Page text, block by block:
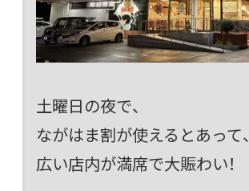
土曜日の夜で、
ながはま割が使えるとあって、
広い店内が満席で大賑わい！